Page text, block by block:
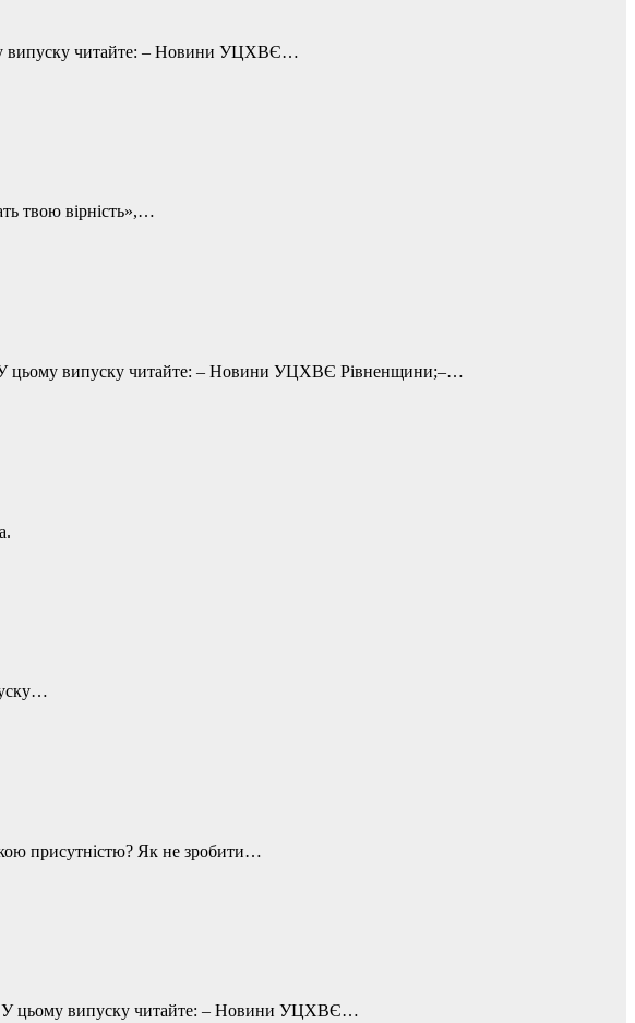
випуску читайте: – Новини УЦХВЄ…
твою вірність»,…
цьому випуску читайте: – Новини УЦХВЄ Рівненщини;–…
присутністю? Як не зробити…
У цьому випуску читайте: – Новини УЦХВЄ…